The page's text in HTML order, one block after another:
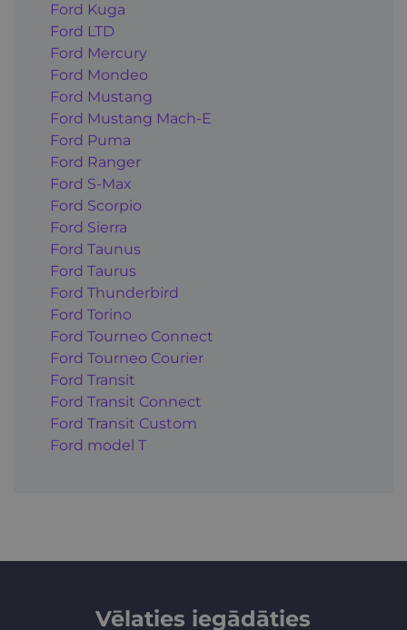
Ford Kuga
Ford LTD
Ford Mercury
Ford Mondeo
Ford Mustang
Ford Mustang Mach-E
Ford Puma
Ford Ranger
Ford S-Max
Ford Scorpio
Ford Sierra
Ford Taunus
Ford Taurus
Ford Thunderbird
Ford Torino
Ford Tourneo Connect
Ford Tourneo Courier
Ford Transit
Ford Transit Connect
Ford Transit Custom
Ford model T
Vēlaties iegādāties